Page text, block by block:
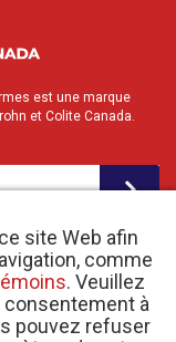
site Web afin
comme
. Veuillez
consentement à
pouvez refuser
est une marque
et Colite Canada.